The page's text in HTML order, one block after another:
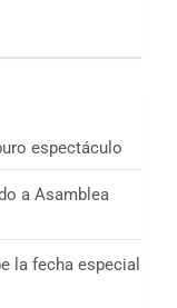
espectáculo
a Asamblea
la fecha especial